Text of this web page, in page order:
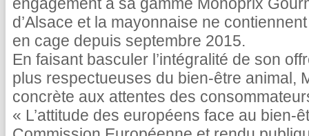
d’Alsace et la mayonnaise ne
en cage depuis septembre 2015.
En faisant basculer l’intégralité de son
plus respectueuses du bien-être animal,
concrète aux attentes des
« L’attitude des européens face au bien-